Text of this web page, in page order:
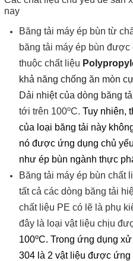
nay
Băng tải máy ép bùn từ
băng tải máy ép bùn
thuộc chất liệu
khả năng chống ăn mòn
Dải nhiệt của dòng băng
tới trên 100oC. Tuy nhiên,
của loại băng tải này
nó được ứng dụng chủ
như ép bùn ngành thực
Băng tải máy ép bùn chất
tất cả các dòng băng tải
chất liệu PE có lẽ là phụ
đây là loại vật liệu chịu
100oC. Trong ứng dụng
304 là 2 vật liệu được ứng